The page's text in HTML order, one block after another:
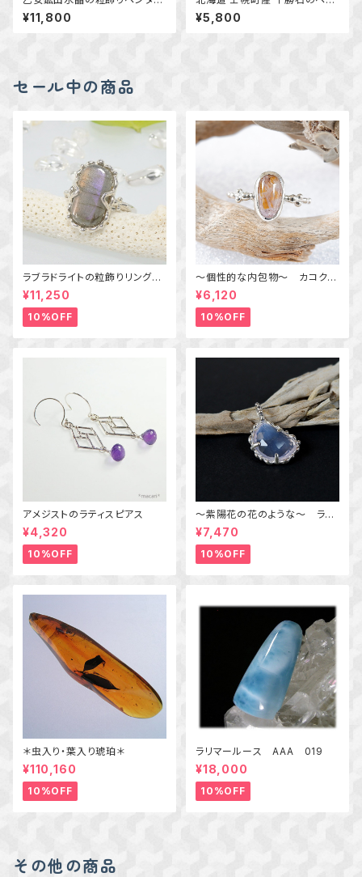
ト ～国産鉱物～ ＊天然石アク
セサリー ペンダントトップ 一
点物＊
¥11,800
ダント ｋ14GF 天然石アクセサ
リー 一点物 macari
¥5,800
セール中の商品
ラブラドライトの粒飾りリング
（パープル＆オレンジ） 16号
¥11,250
10%OFF
～個性的な内包物～ カコクセ
ナイトインアメジストの粒飾りリ
ング 10号 天然石アクセサリ
ー 一点物 macari
¥6,120
10%OFF
アメジストのラティスピアス
¥4,320
10%OFF
～紫陽花の花のような～ ラベ
ンダークォーツの粒飾りペンダ
ント 天然石アクセサリー
一点物
¥7,470
10%OFF
＊虫入り・葉入り琥珀＊
¥110,160
10%OFF
ラリマールース AAA 019
¥18,000
10%OFF
その他の商品